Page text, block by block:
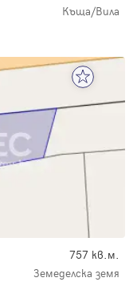
Къща/Вила
757 кв.м.
Земеделска земя